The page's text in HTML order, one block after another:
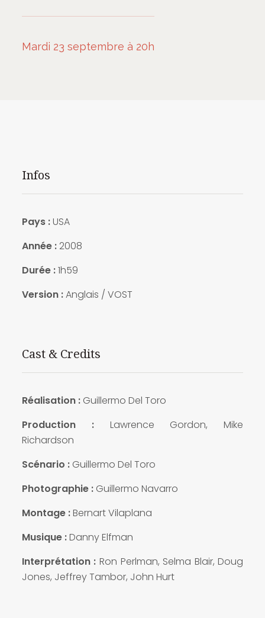
Mardi 23 septembre à 20h
Infos
Pays :USA
Année :2008
Durée :1h59
Version :Anglais / VOST
Cast & Credits
Réalisation :Guillermo Del Toro
Production : Lawrence Gordon, Mike
Richardson
Scénario : Guillermo Del Toro
Photographie :Guillermo Navarro
Montage :Bernart Vilaplana
Musique :Danny Elfman
Interprétation : Ron Perlman, Selma Blair, Doug
Jones, Jeffrey Tambor, John Hurt